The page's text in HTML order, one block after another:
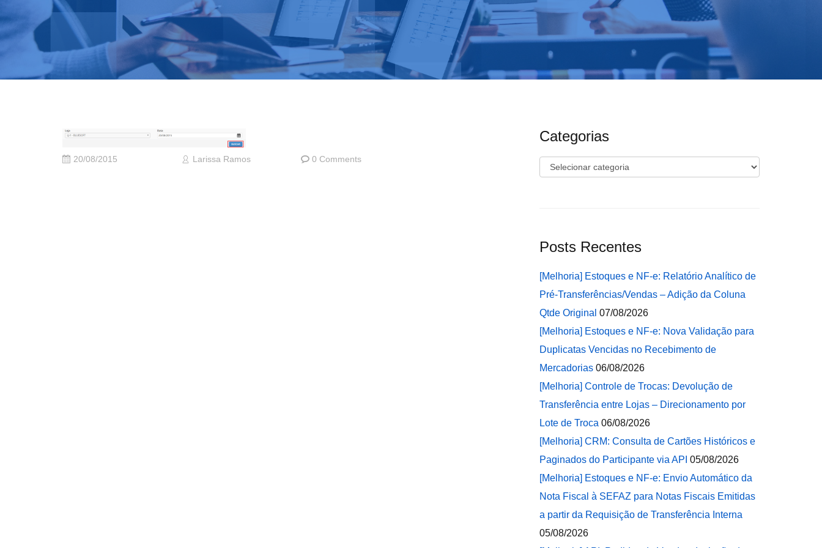
20/08/2015 Larissa Ramos 0 Comments
Categorias
Categorias
Posts Recentes
[Melhoria] Estoques e NF-e: Relatório Analítico de
Pré-Transferências/Vendas – Adição da Coluna
Qtde Original 07/08/2026
[Melhoria] Estoques e NF-e: Nova Validação para
Duplicatas Vencidas no Recebimento de
Mercadorias 06/08/2026
[Melhoria] Controle de Trocas: Devolução de
Transferência entre Lojas – Direcionamento por
Lote de Troca 06/08/2026
[Melhoria] CRM: Consulta de Cartões Históricos e
Paginados do Participante via API 05/08/2026
[Melhoria] Estoques e NF-e: Envio Automático da
Nota Fiscal à SEFAZ para Notas Fiscais Emitidas
a partir da Requisição de Transferência Interna
05/08/2026